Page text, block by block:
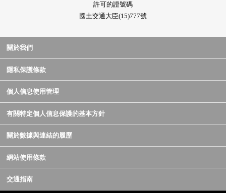
許可的證號碼
國土交通大臣(15)777號
關於我們
隱私保護條款
個人信息使用管理
有關特定個人信息保護的基本方針
關於數據與連結的履歷
網站使用條款
交通指南